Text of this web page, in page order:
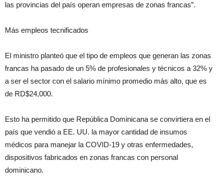
las provincias del país operan empresas de zonas francas”.
Más empleos tecnificados
El ministro planteó que el tipo de empleos que generan las zonas
francas ha pasado de un 5% de profesionales y técnicos a 32% y
a ser el sector con el salario mínimo promedio más alto, que es
de RD$24,000.
Esto ha permitido que República Dominicana se convirtiera en el
país que vendió a EE. UU. la mayor cantidad de insumos
médicos para manejar la COVID-19 y otras enfermedades,
dispositivos fabricados en zonas francas con personal
dominicano.